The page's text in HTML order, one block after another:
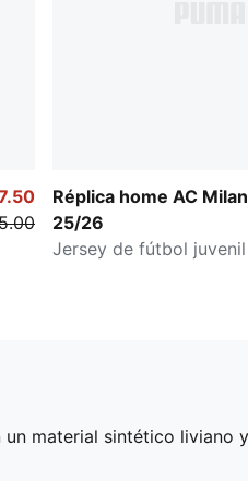
Réplica home AC Milan
25/26
Jersey de fútbol juvenil
un material sintético liviano